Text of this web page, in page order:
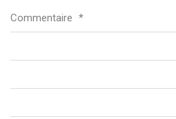
Commentaire *